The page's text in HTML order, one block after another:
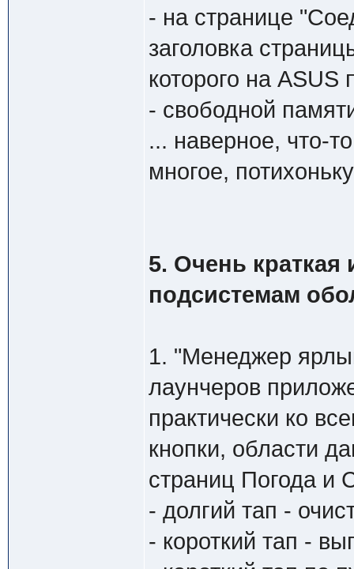
- на странице
заголовка
которого на ASUS
- свободной
... наверное, что-
многое,
5. Очень
подсистемам
1. "Менеджер
лаунчеров
практически ко
кнопки, области
страниц Погода и
- долгий тап -
- короткий тап -